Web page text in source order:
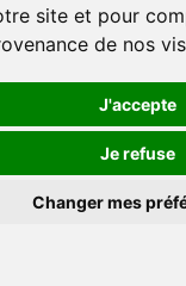
site et pour
de nos
J'accepte
Je refuse
Changer mes